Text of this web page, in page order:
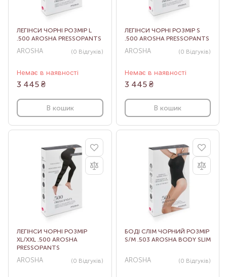
ЛЕГІНСИ ЧОРНІ РОЗМІР L
.500 AROSHA PRESSOPANTS
AROSHA (0 Відгуків)
Немає в наявності
3 445 ₴
В кошик
ЛЕГІНСИ ЧОРНІ РОЗМІР S
.500 AROSHA PRESSOPANTS
AROSHA (0 Відгуків)
Немає в наявності
3 445₴
В кошик
ЛЕГІНСИ ЧОРНІ РОЗМІР
XL/XXL .500 AROSHA
PRESSOPANTS
AROSHA (0 Відгуків)
БОДІ СЛІМ ЧОРНИЙ РОЗМІР
S/M .503 AROSHA BODY SLIM
AROSHA (0 Відгуків)